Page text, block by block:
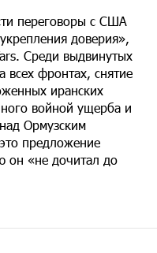
переговоры с США
доверия»,
Среди выдвинутых
фронтах, снятие
иранских
войной ущерба и
Ормузским
предложение
он «не дочитал до